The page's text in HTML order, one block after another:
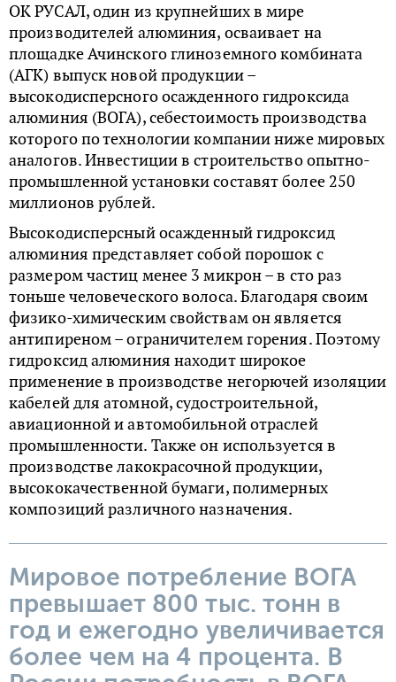
ОК РУСАЛ, один из крупнейших в мире
производителей алюминия, осваивает на
площадке Ачинского глиноземного комбината
(АГК) выпуск новой продукции –
высокодисперсного осажденного гидроксида
алюминия (ВОГА), себестоимость производства
которого по технологии компании ниже мировых
аналогов. Инвестиции в строительство опытно-
промышленной установки составят более 250
миллионов рублей.
Высокодисперсный осажденный гидроксид
алюминия представляет собой порошок с
размером частиц менее 3 микрон – в сто раз
тоньше человеческого волоса. Благодаря своим
физико-химическим свойствам он является
антипиреном – ограничителем горения. Поэтому
гидроксид алюминия находит широкое
применение в производстве негорючей изоляции
кабелей для атомной, судостроительной,
авиационной и автомобильной отраслей
промышленности. Также он используется в
производстве лакокрасочной продукции,
высококачественной бумаги, полимерных
композиций различного назначения.
Мировое потребление ВОГА
превышает 800 тыс. тонн в
год и ежегодно увеличивается
более чем на 4 процента. В